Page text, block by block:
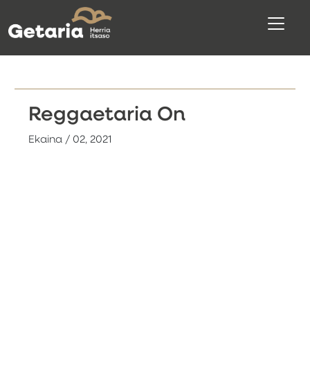
Reggaetaria On
Ekaina / 02, 2021